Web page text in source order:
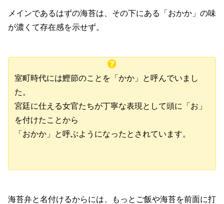
メインであるはずの海苔は、その下にある「おかか」の味
が濃くて存在感を示せず。
室町時代には鰹節のことを「かか」と呼んでいまし
た。
宮廷に仕える女官たちが丁寧な表現として頭に「お」
を付けたことから
「おかか」と呼ぶようになったとされています。
海苔弁と名付けるからには、もっとご飯や海苔を前面に打